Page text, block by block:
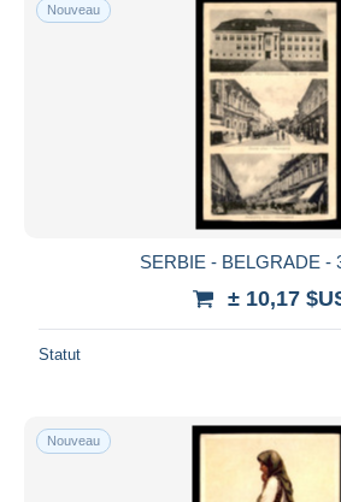
Nouveau
SERBIE - BELGRADE -
± 10,17
Statut
Nouveau